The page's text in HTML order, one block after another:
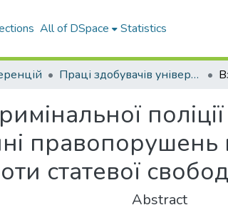
All of DSpace Statistics
Праці здобувачів університету
статевої
Abstract